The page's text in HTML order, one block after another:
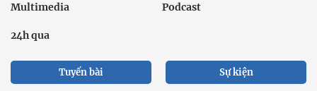
Multimedia Podcast
24h qua
Tuyến bài Sự kiện